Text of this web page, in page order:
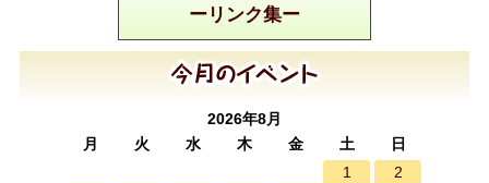
ーリンク集ー
2026年8月
月
火 水 木 金 土
日
1
2